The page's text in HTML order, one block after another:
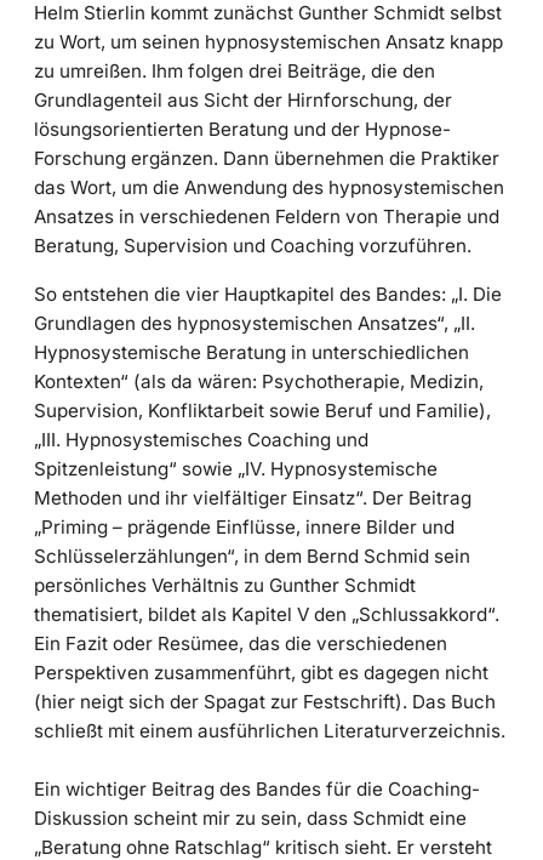
Helm Stierlin kommt zunächst Gunther Schmidt selbst
zu Wort, um seinen hypnosystemischen Ansatz knapp
zu umreißen. Ihm folgen drei Beiträge, die den
Grundlagenteil aus Sicht der Hirnforschung, der
lösungsorientierten Beratung und der Hypnose-
Forschung ergänzen. Dann übernehmen die Praktiker
das Wort, um die Anwendung des hypnosystemischen
Ansatzes in verschiedenen Feldern von Therapie und
Beratung, Supervision und Coaching vorzuführen.
So entstehen die vier Hauptkapitel des Bandes: „I. Die
Grundlagen des hypnosystemischen Ansatzes“, „II.
Hypnosystemische Beratung in unterschiedlichen
Kontexten“ (als da wären: Psychotherapie, Medizin,
Supervision, Konfliktarbeit sowie Beruf und Familie),
„III. Hypnosystemisches Coaching und
Spitzenleistung“ sowie „IV. Hypnosystemische
Methoden und ihr vielfältiger Einsatz“. Der Beitrag
„Priming – prägende Einflüsse, innere Bilder und
Schlüsselerzählungen“, in dem Bernd Schmid sein
persönliches Verhältnis zu Gunther Schmidt
thematisiert, bildet als Kapitel V den „Schlussakkord“.
Ein Fazit oder Resümee, das die verschiedenen
Perspektiven zusammenführt, gibt es dagegen nicht
(hier neigt sich der Spagat zur Festschrift). Das Buch
schließt mit einem ausführlichen Literaturverzeichnis.
Ein wichtiger Beitrag des Bandes für die Coaching-
Diskussion scheint mir zu sein, dass Schmidt eine
„Beratung ohne Ratschlag“ kritisch sieht. Er versteht